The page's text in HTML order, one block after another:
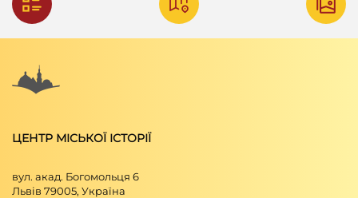
ЦЕНТР МІСЬКОЇ ІСТОРІЇ
вул. акад. Богомольця 6
Львів 79005, Україна